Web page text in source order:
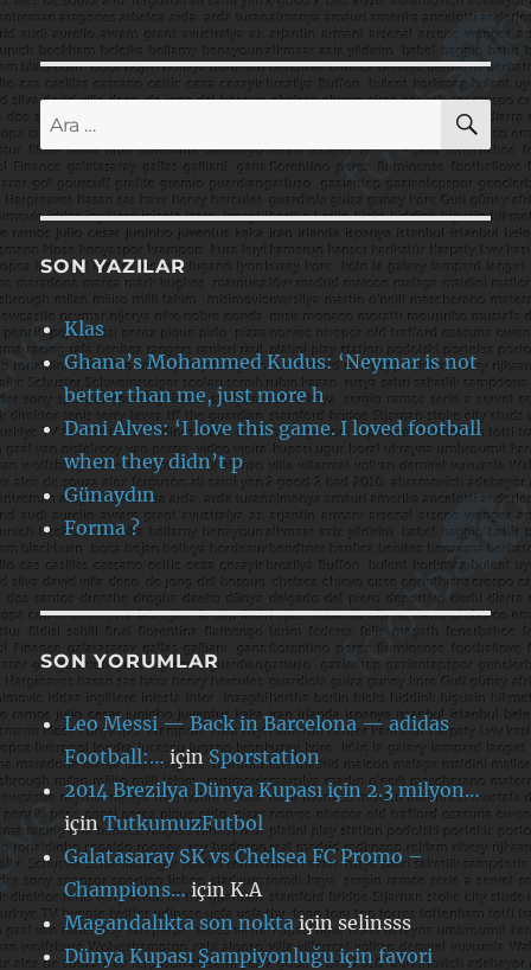
Ara:
SON YAZILAR
Klas
Ghana’s Mohammed Kudus: ‘Neymar is not
better than me, just more h
Dani Alves: ‘I love this game. I loved football
when they didn’t p
Günaydın
Forma ?
SON YORUMLAR
Leo Messi — Back in Barcelona — adidas
Football:…içinSporstation
2014 Brezilya Dünya Kupası için 2.3 milyon…
içinTutkumuzFutbol
Galatasaray SK vs Chelsea FC Promo –
Champions…içinK.A
Magandalıkta son nokta için selinsss
Dünya Kupası Şampiyonluğu için favori